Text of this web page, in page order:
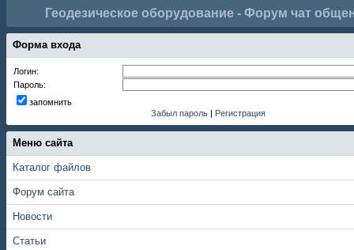
Геодезическое оборудование - Форум чат
Форма входа
Логин:
Пароль:
запомнить
Забыл пароль | Регистрация
Меню сайта
Каталог файлов
Форум сайта
Новости
Статьи